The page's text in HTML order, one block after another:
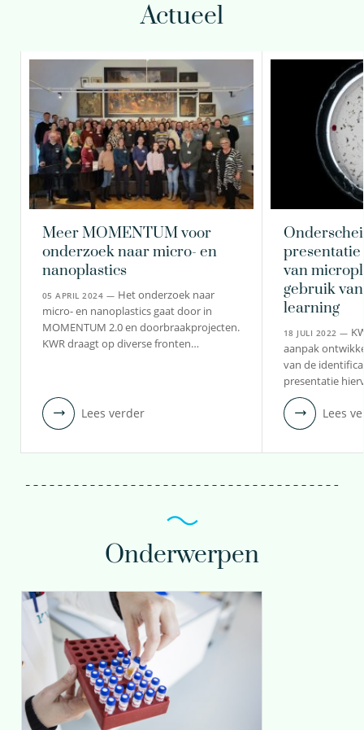
Actueel
Meer MOMENTUM voor
onderzoek naar micro- en
nanoplastics
05 APRIL 2024 — Het onderzoek naar
micro- en nanoplastics gaat door in
MOMENTUM 2.0 en doorbraakprojecten.
KWR draagt op diverse fronten…
Lees verder
presentatie
van
gebruik
learning
18 JULI 2022 —
aanpak
van de
presentatie
Lees
Onderwerpen